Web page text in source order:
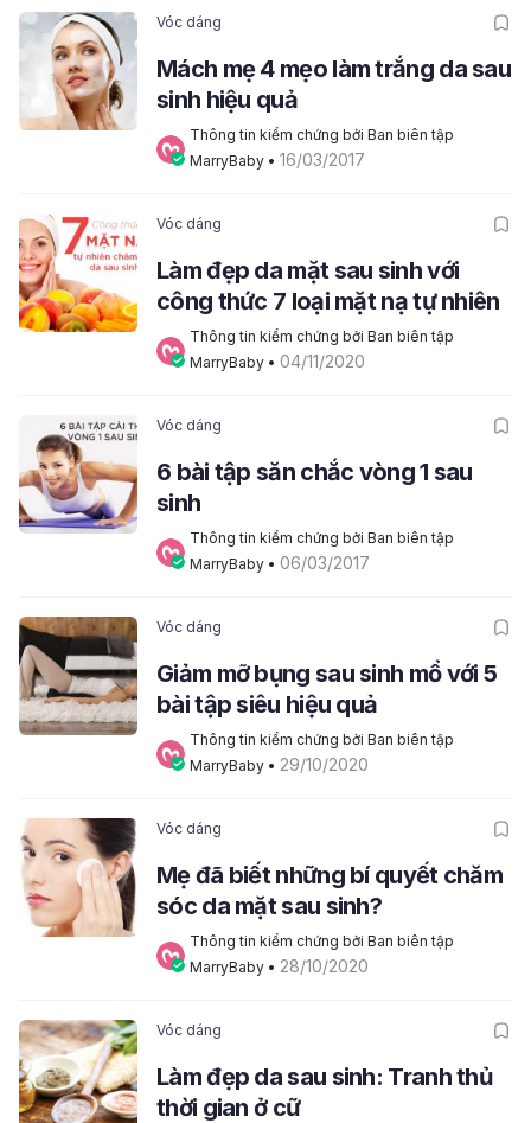
Vóc dáng
Mách mẹ 4 mẹo làm trắng da sau
sinh hiệu quả
Thông tin kiểm chứng bởi Ban biên tập
MarryBaby • 16/03/2017
Vóc dáng
Làm đẹp da mặt sau sinh với
công thức 7 loại mặt nạ tự nhiên
Thông tin kiểm chứng bởi Ban biên tập
MarryBaby • 04/11/2020
Vóc dáng
6 bài tập săn chắc vòng 1 sau
sinh
Thông tin kiểm chứng bởi Ban biên tập
MarryBaby • 06/03/2017
Vóc dáng
Giảm mỡ bụng sau sinh mổ với 5
bài tập siêu hiệu quả
Thông tin kiểm chứng bởi Ban biên tập
MarryBaby • 29/10/2020
Vóc dáng
Mẹ đã biết những bí quyết chăm
sóc da mặt sau sinh?
Thông tin kiểm chứng bởi Ban biên tập
MarryBaby • 28/10/2020
Vóc dáng
Làm đẹp da sau sinh: Tranh thủ
thời gian ở cữ